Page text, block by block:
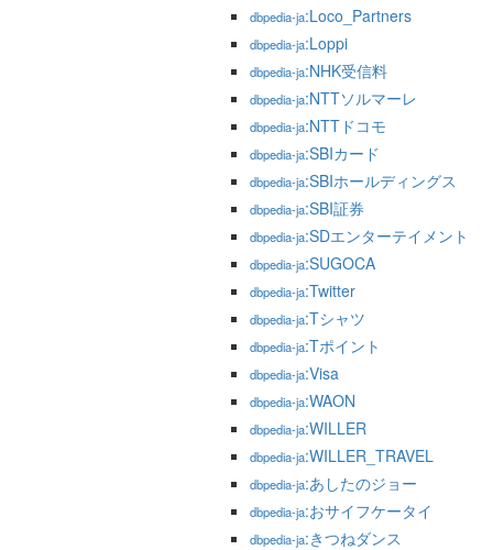
dbpedia-ja:Loco_Partners
dbpedia-ja:Loppi
dbpedia-ja:NHK受信料
dbpedia-ja:NTTソルマーレ
dbpedia-ja:NTTドコモ
dbpedia-ja:SBIカード
dbpedia-ja:SBIホールディングス
dbpedia-ja:SBI証券
dbpedia-ja:SDエンターテイメント
dbpedia-ja:SUGOCA
dbpedia-ja:Twitter
dbpedia-ja:Tシャツ
dbpedia-ja:Tポイント
dbpedia-ja:Visa
dbpedia-ja:WAON
dbpedia-ja:WILLER
dbpedia-ja:WILLER_TRAVEL
dbpedia-ja:あしたのジョー
dbpedia-ja:おサイフケータイ
dbpedia-ja:きつねダンス